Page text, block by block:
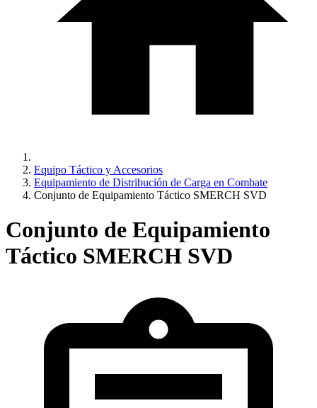
Equipo Táctico y Accesorios
Equipamiento de Distribución de Carga en Combate
Conjunto de Equipamiento Táctico SMERCH SVD
Conjunto de Equipamiento
Táctico SMERCH SVD